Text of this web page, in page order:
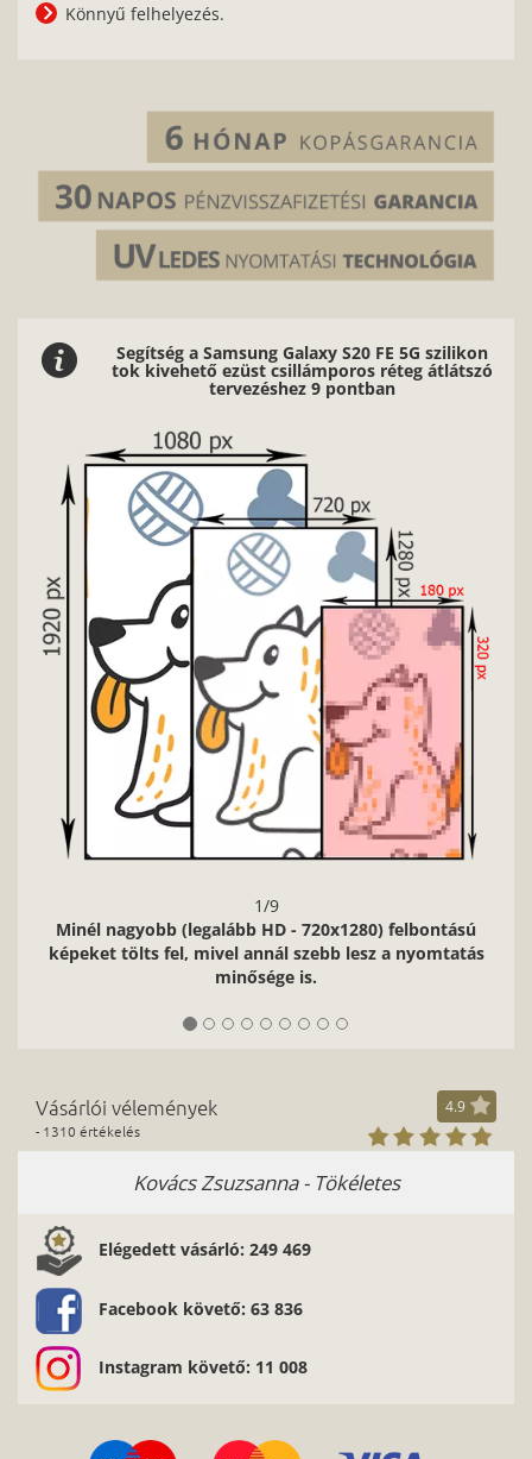
Könnyű felhelyezés.
Segítség a Samsung Galaxy S20 FE 5G szilikon
tok kivehető ezüst csillámporos réteg átlátszó
tervezéshez 9 pontban
1/9
Minél nagyobb (legalább HD - 720x1280) felbontású
képeket tölts fel, mivel annál szebb lesz a nyomtatás
minősége is.
Vásárlói vélemények
- 1310 értékelés
4.9
Kovács Zsuzsanna - Tökéletes
Elégedett vásárló: 249 469
Facebook követő: 63 836
Instagram követő: 11 008